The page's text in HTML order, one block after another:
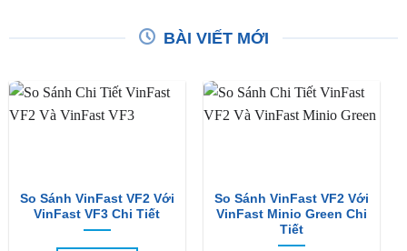
BÀI VIẾT MỚI
So Sánh VinFast VF2 Với
VinFast VF3 Chi Tiết
So Sánh VinFast VF2 Với
VinFast Minio Green Chi
Tiết